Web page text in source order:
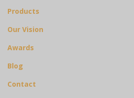
Products
Our Vision
Awards
Blog
Contact